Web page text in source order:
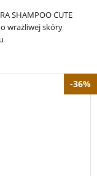
SHAMPOO CUTE
wrażliwej skóry
-36%